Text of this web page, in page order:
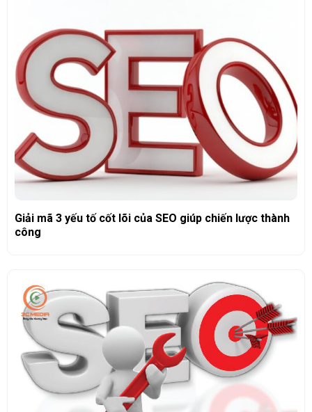
Giải mã 3 yếu tố cốt lõi của SEO giúp chiến lược thành
công